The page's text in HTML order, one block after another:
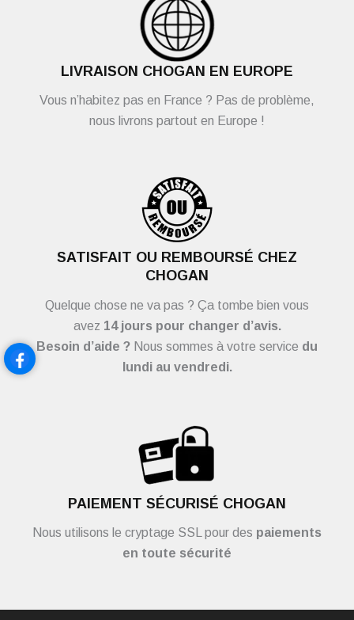
LIVRAISON CHOGAN EN EUROPE
Vous n’habitez pas en France ? Pas de problème,
nous livrons partout en Europe !
SATISFAIT OU REMBOURSÉ CHEZ
CHOGAN
Quelque chose ne va pas ? Ça tombe bien vous
avez 14 jours pour changer d’avis.
Besoin d’aide ? Nous sommes à votre service du
lundi au vendredi.
PAIEMENT SÉCURISÉ CHOGAN
Nous utilisons le cryptage SSL pour des paiements
en toute sécurité